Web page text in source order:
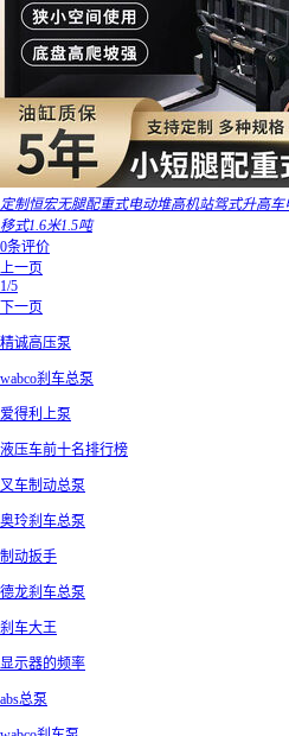
定制恒宏无腿配重式电动堆高机站驾式升高
移式1.6米1.5吨
0条评价
上一页
1/5
下一页
精诚高压泵
wabco刹车总泵
爱得利上泵
液压车前十名排行榜
叉车制动总泵
奥玲刹车总泵
制动扳手
德龙刹车总泵
刹车大王
显示器的频率
abs总泵